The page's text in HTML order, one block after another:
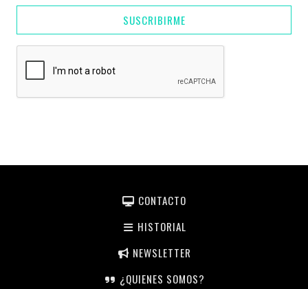
SUSCRIBIRME
CONTACTO
HISTORIAL
NEWSLETTER
¿QUIENES SOMOS?